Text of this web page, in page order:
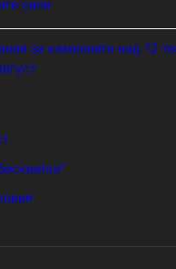
сили
за камионите над 12